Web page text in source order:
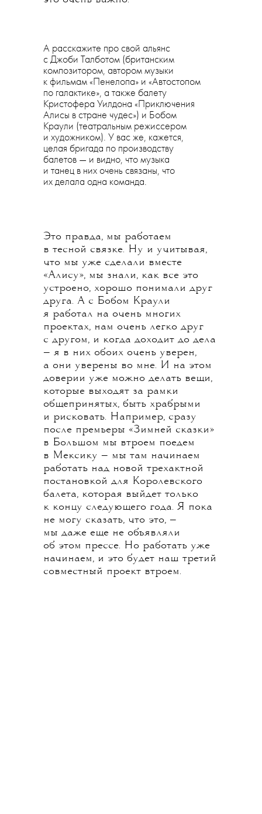
А расскажите про свой альянс
с Джоби Талботом (британским
композитором, автором музыки
к фильмам «Пенелопа» и «Автостопом
по галактике», а также балету
Кристофера Уилдона «Приключения
Алисы в стране чудес») и Бобом
Краули (театральным режиссером
и художником). У вас же, кажется,
целая бригада по производству
балетов — и видно, что музыка
и танец в них очень связаны, что
их делала одна команда.
Это правда, мы работаем
в тесной связке. Ну и учитывая,
что мы уже сделали вместе
«Алису», мы знали, как все это
устроено, хорошо понимали друг
друга. А с Бобом Краули
я работал на очень многих
проектах, нам очень легко друг
с другом, и когда доходит до дела
— я в них обоих очень уверен,
а они уверены во мне. И на этом
доверии уже можно делать вещи,
которые выходят за рамки
общепринятых, быть храбрыми
и рисковать. Например, сразу
после премьеры «Зимней сказки»
в Большом мы втроем поедем
в Мексику — мы там начинаем
работать над новой трехактной
постановкой для Королевского
балета, которая выйдет только
к концу следующего года. Я пока
не могу сказать, что это, —
мы даже еще не объявляли
об этом прессе. Но работать уже
начинаем, и это будет наш третий
совместный проект втроем.